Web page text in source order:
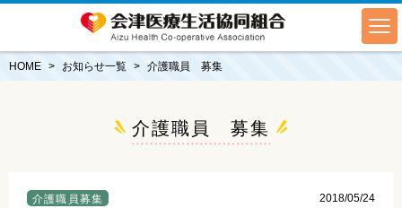
HOME お知らせ一覧 介護職員 募集
介護職員 募集
介護職員募集 2018/05/24